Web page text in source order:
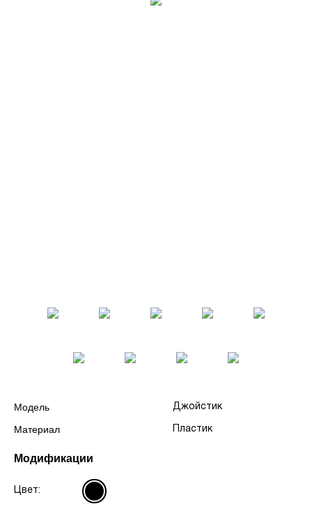
Модель Джойстик
Материал Пластик
Модификации
Цвет: